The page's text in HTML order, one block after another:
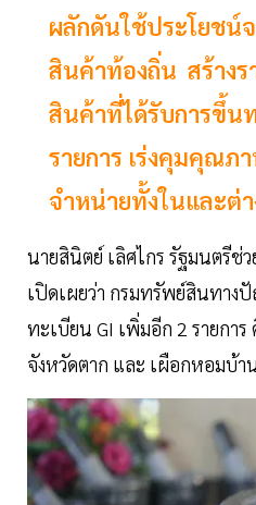
ผลักดันใช้ประโยชน์
สินค้าท้องถิ่น สร้าง
สินค้าที่ได้รับการขึ้น
รายการ เร่งคุมคุณภ
จำหน่ายทั้งในและต่
นายสินิตย์ เลิศไกร รัฐมนตรีช่
เปิดเผยว่า กรมทรัพย์สินทาง
ทะเบียน GI เพิ่มอีก 2 รายกา
จังหวัดตาก และ เผือกหอมบ้า